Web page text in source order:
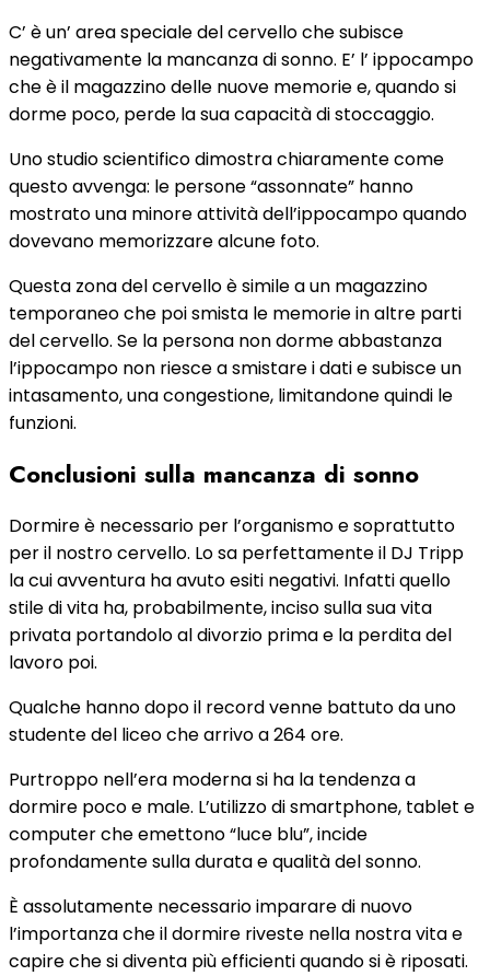
C’ è un’ area speciale del cervello che subisce
negativamente la mancanza di sonno. E’ l’ ippocampo
che è il magazzino delle nuove memorie e, quando si
dorme poco, perde la sua capacità di stoccaggio.
Uno studio scientifico dimostra chiaramente come
questo avvenga: le persone “assonnate” hanno
mostrato una minore attività dell’ippocampo quando
dovevano memorizzare alcune foto.
Questa zona del cervello è simile a un magazzino
temporaneo che poi smista le memorie in altre parti
del cervello. Se la persona non dorme abbastanza
l’ippocampo non riesce a smistare i dati e subisce un
intasamento, una congestione, limitandone quindi le
funzioni.
Conclusioni sulla mancanza di sonno
Dormire è necessario per l’organismo e soprattutto
per il nostro cervello. Lo sa perfettamente il DJ Tripp
la cui avventura ha avuto esiti negativi. Infatti quello
stile di vita ha, probabilmente, inciso sulla sua vita
privata portandolo al divorzio prima e la perdita del
lavoro poi.
Qualche hanno dopo il record venne battuto da uno
studente del liceo che arrivo a 264 ore.
Purtroppo nell’era moderna si ha la tendenza a
dormire poco e male. L’utilizzo di smartphone, tablet e
computer che emettono “luce blu”, incide
profondamente sulla durata e qualità del sonno.
È assolutamente necessario imparare di nuovo
l’importanza che il dormire riveste nella nostra vita e
capire che si diventa più efficienti quando si è riposati.